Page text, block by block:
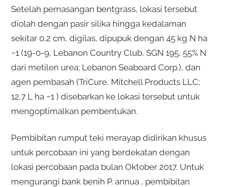
Setelah pemasangan bentgrass, lokasi tersebut
diolah dengan pasir silika hingga kedalaman
sekitar 0,2 cm, digilas, dipupuk dengan 45 kg N ha
−1 (19-0-9, Lebanon Country Club, SGN 195, 55% N
dari metilen urea; Lebanon Seaboard Corp.), dan
agen pembasah (TriCure, Mitchell Products LLC;
12,7 L ha −1 ) disebarkan ke lokasi tersebut untuk
mengoptimalkan pembentukan.
Pembibitan rumput teki merayap didirikan khusus
untuk percobaan ini yang berdekatan dengan
lokasi percobaan pada bulan Oktober 2017. Untuk
mengurangi bank benih P. annua , pembibitan